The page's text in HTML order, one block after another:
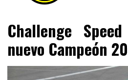
Desafío Deportivo
Challenge
nuevo Campeón